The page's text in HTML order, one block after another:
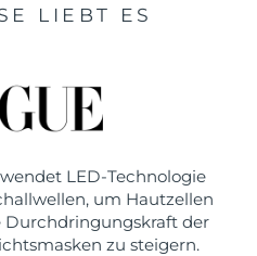
LIEBT ES
LED-Technologie
um Hautzellen
der
zu steigern.